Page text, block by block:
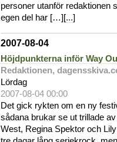
personer utanför redaktionen
egen del har […][...]
2007-08-04
Höjdpunkterna inför Way
Redaktionen,
Lördag
2007-08-04 00:00
Det gick rykten om en ny
sådana brukar se ut trillade
West, Regina Spektor och